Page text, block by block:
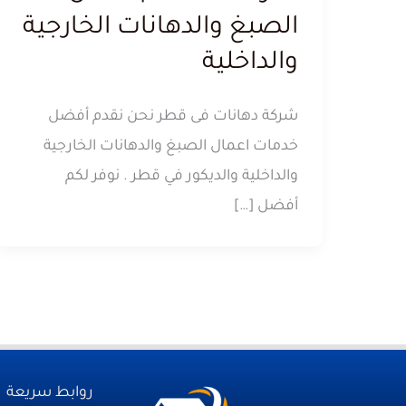
الصبغ والدهانات الخارجية
والداخلية
شركة دهانات فى قطر نحن نقدم أفضل
خدمات اعمال الصبغ والدهانات الخارجية
والداخلية والديكور في قطر . نوفر لكم
أفضل […]
روابط سريعة